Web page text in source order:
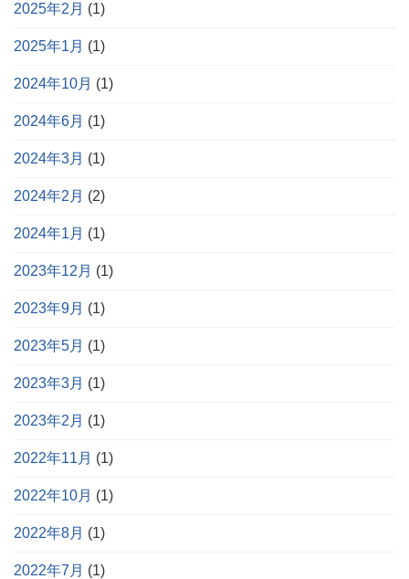
2025年2月 (1)
2025年1月 (1)
2024年10月 (1)
2024年6月 (1)
2024年3月 (1)
2024年2月 (2)
2024年1月 (1)
2023年12月 (1)
2023年9月 (1)
2023年5月 (1)
2023年3月 (1)
2023年2月 (1)
2022年11月 (1)
2022年10月 (1)
2022年8月 (1)
2022年7月 (1)